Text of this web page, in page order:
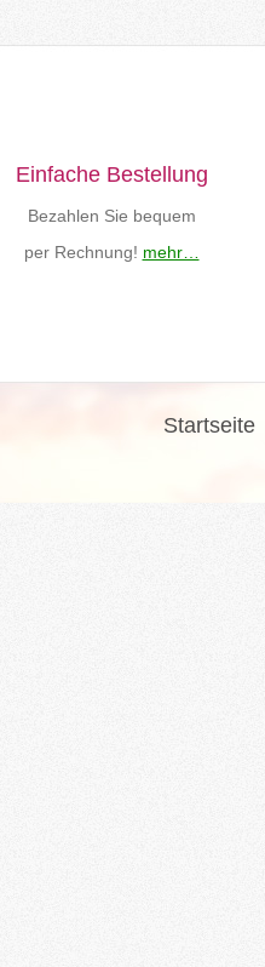
Einfache Bestellung
Bezahlen Sie bequem
per Rechnung! mehr…
Startseite